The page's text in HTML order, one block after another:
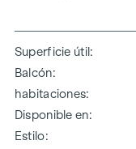
Superficie útil
Balcón
habitaciones
Disponible en
Estilo